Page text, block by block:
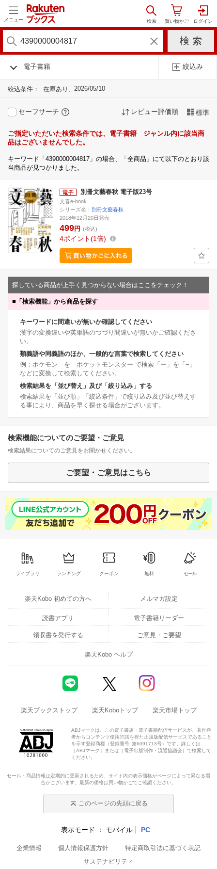
メニュー
電子書籍 絞込み
絞込条件： 在庫あり 2026/05/10
セーフサーチ レビュー評価順 標準
ご指定いただいた検索条件では、電子書籍 ジャンル内に該当商
品はございませんでした。
キーワード「4390000004817」の場合、「全商品」にて以下のとおり該
当商品が見つかりました。
別冊文藝春秋 電子版23号
文春e-book
シリーズ名： 別冊文藝春秋
2018年12月20日発売
499円 (税込)
4ポイント 1倍
探している商品が上手く見つからない場合はここをチェック！
■ 「検索機能」から商品を探す
キーワードに間違いが無いか確認してください
漢字の変換違いや英単語のつづり間違いが無いかご確認くださ
い。
類義語や同義語のほか、一般的な言葉で検索してください
例：ポケモン を ポケットモンスター で検索「ー」を「−」
などに変換して検索してください。
検索結果を「並び替え」及び「絞り込み」する
検索結果を「並び順」「絞込条件」で絞り込み及び並び替えす
る事により、商品を早く探せる場合がございます。
検索機能についてのご要望・ご意見
検索結果についてのご意見をお聞かせください。
ご要望・ご意見はこちら
ライブラリ ランキング クーポン 無料 セール
楽天Kobo 初めての方へ メルマガ設定
読書アプリ 電子書籍リーダー
領収書を発行する ご意見・ご要望
楽天Kobo ヘルプ
楽天ブックストップ 楽天Koboトップ 楽天市場トップ
ABJマークは、この電子書店・電子書籍配信サービスが、著作権
者からコンテンツ使用許諾を得た正規版配信サービスであること
を示す登録商標（登録番号 第6091713号）です。詳しくは
［ABJマーク］または［電子出版制作・流通協議会］で検索して
ください。
セール・商品情報は定期的に更新されるため、サイト内の表示価格がページによって異なる場
合がございます。最新の価格は買い物かごでご確認ください。
このページの先頭に戻る
表示モード モバイル PC
企業情報 個人情報保護方針
特定商取引法に基づく表記
サステナビリティ